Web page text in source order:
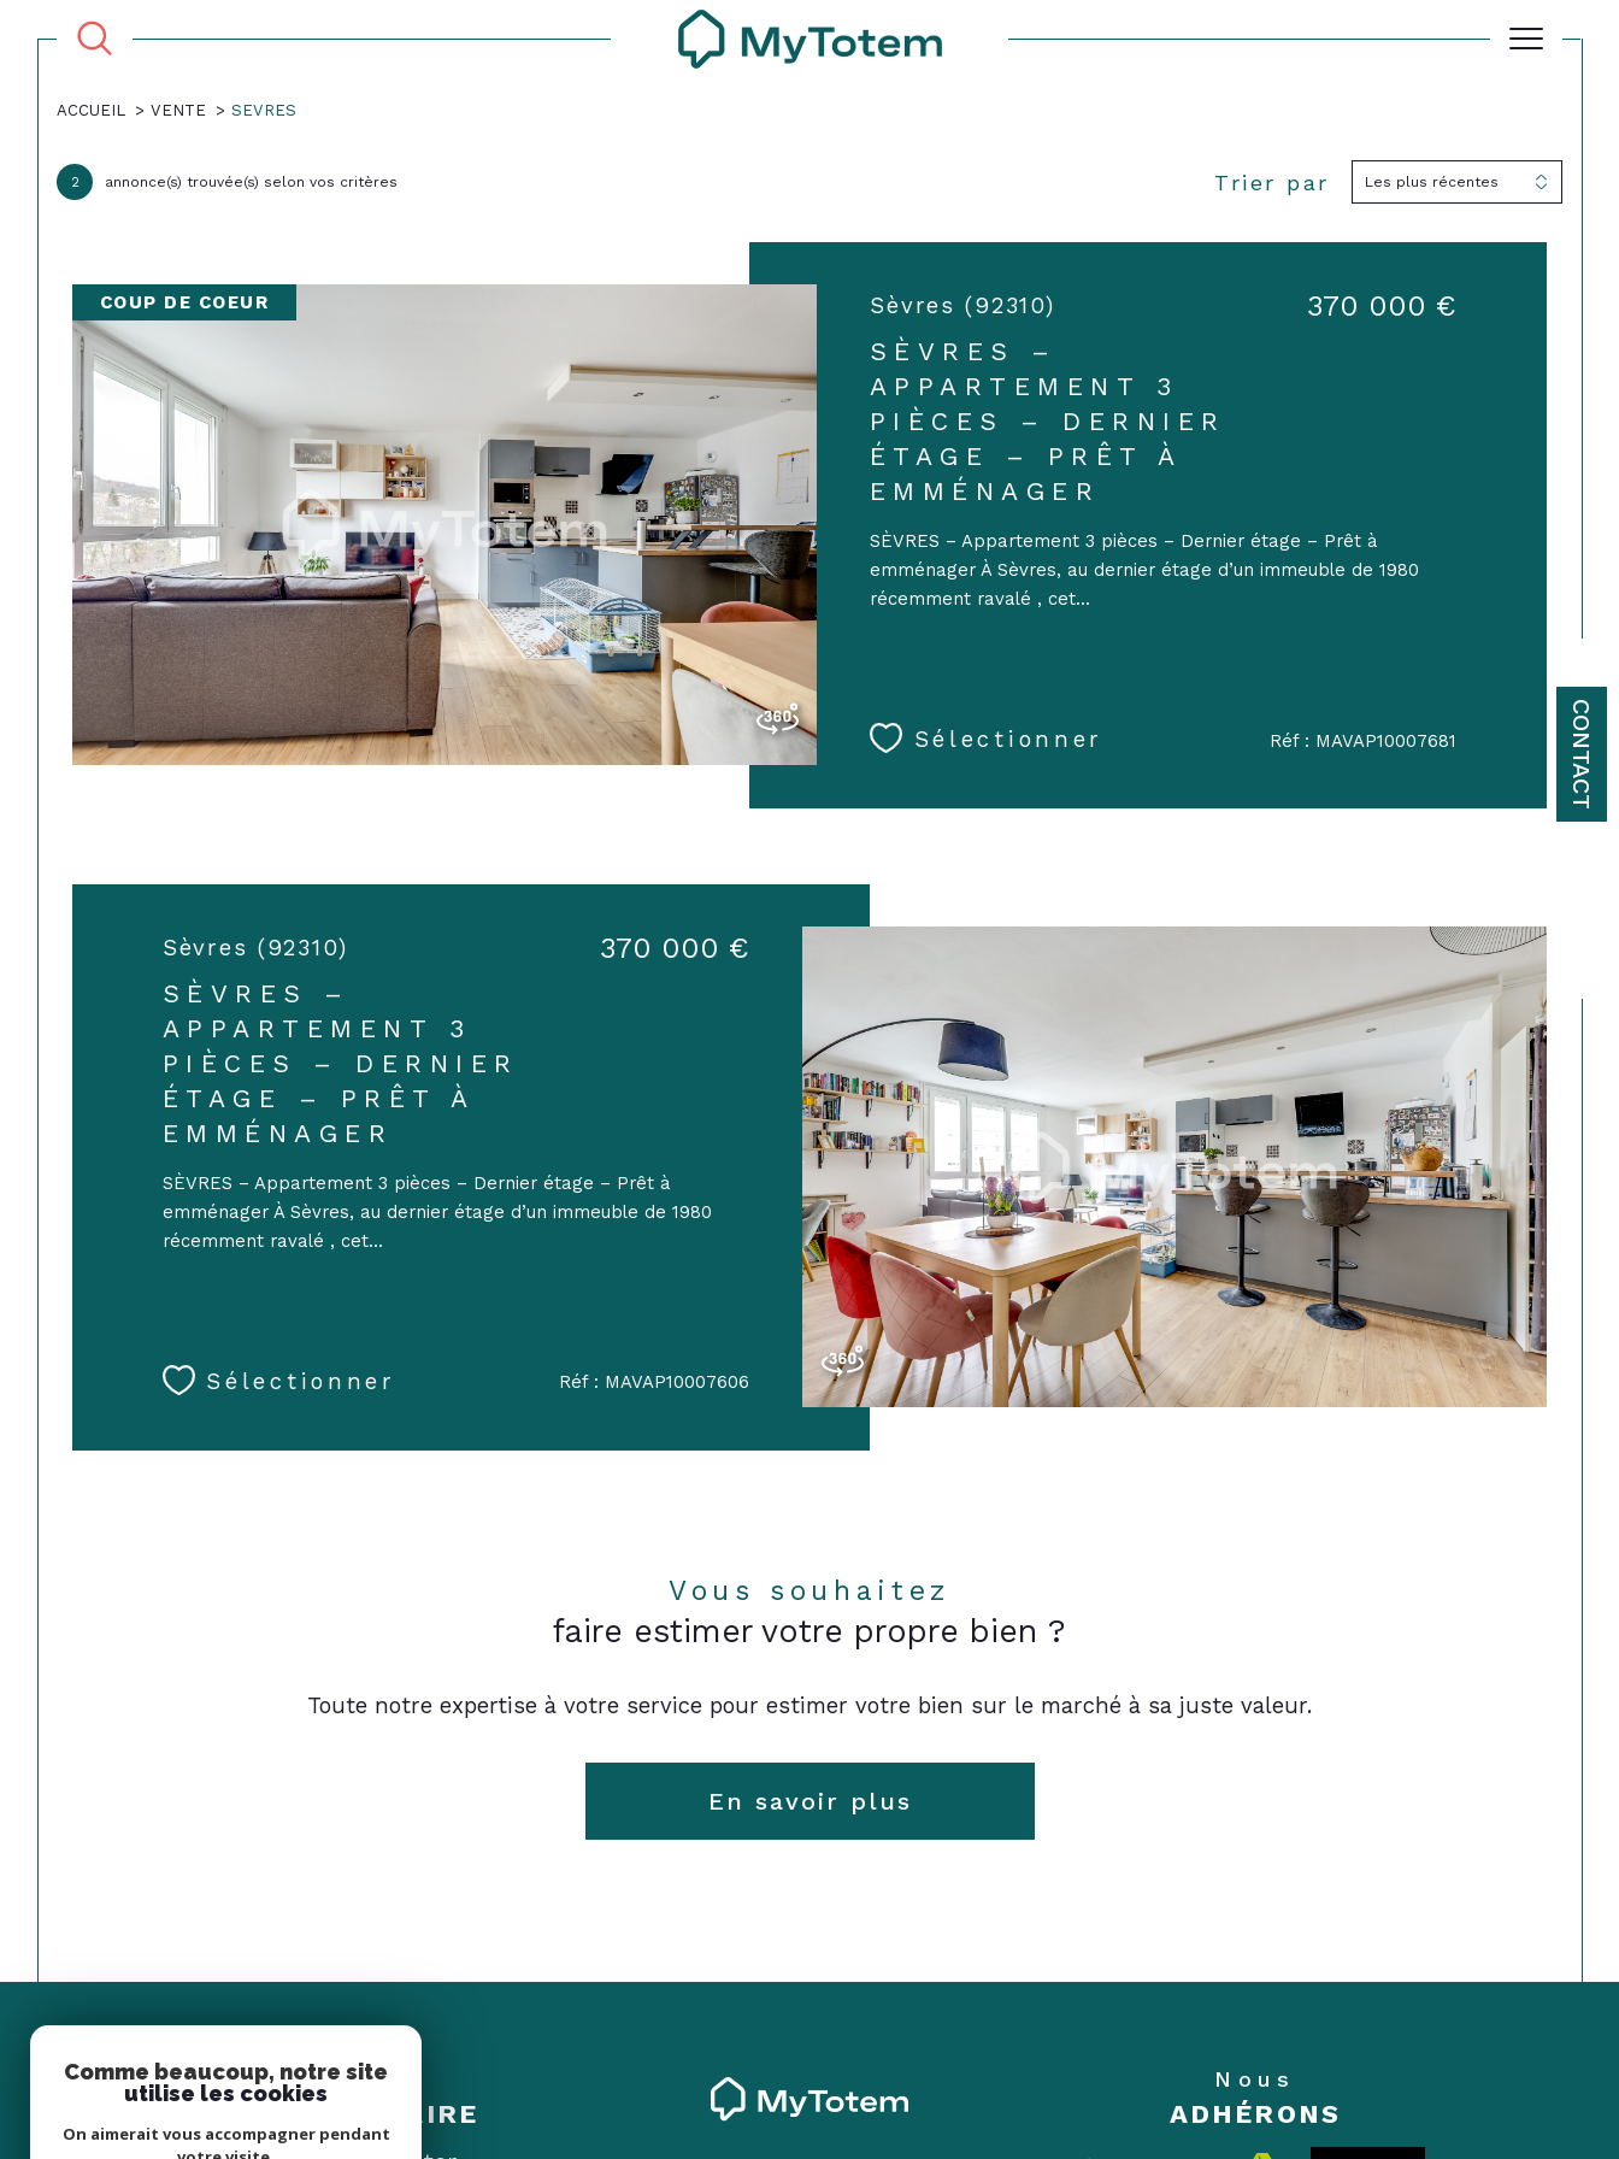
CONTACT
Voir les
92310 - Sèvres
ACCUEIL VENTE SEVRES
2 annonce(s) trouvée(s) selon vos critères Trier par Les plus récentes
Sèvres (92310)
SÈVRES –
APPARTEMENT 3
PIÈCES – DERNIER
ÉTAGE – PRÊT À
EMMÉNAGER
370 000 €
SÈVRES – Appartement 3 pièces – Dernier étage – Prêt à
emménager À Sèvres, au dernier étage d’un immeuble de 1980
récemment ravalé , cet...
Sélectionner Réf : MAVAP10007681
COUP DE COEUR
Sèvres (92310)
SÈVRES –
APPARTEMENT 3
PIÈCES – DERNIER
ÉTAGE – PRÊT À
EMMÉNAGER
370 000 €
SÈVRES – Appartement 3 pièces – Dernier étage – Prêt à
emménager À Sèvres, au dernier étage d’un immeuble de 1980
récemment ravalé , cet...
Sélectionner Réf : MAVAP10007606
Vous souhaitez
faire estimer votre propre bien ?
Toute notre expertise à votre service pour estimer votre bien sur le marché à sa juste valeur.
En savoir plus
Espace
PROPRIÉTAIRE
Nous
ADHÉRONS
Comme beaucoup, notre site
utilise les cookies
On aimerait vous accompagner pendant